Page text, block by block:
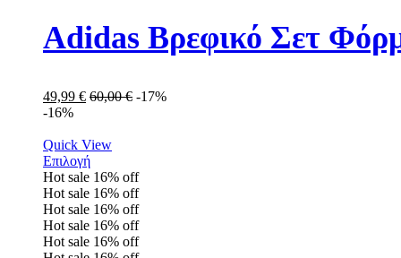
Adidas Βρεφικό Σετ
49,99 € 60,00€ -17%
-16%
Quick View
Επιλογή
Hot sale 16% off
Hot sale 16% off
Hot sale 16% off
Hot sale 16% off
Hot sale 16% off